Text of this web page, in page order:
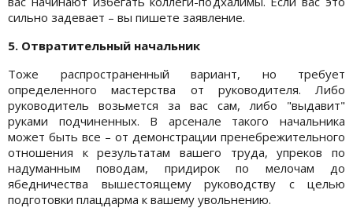
сильно задевает – вы пишете заявление.
5. Отвратительный начальник
Тоже распространенный вариант, но требует
определенного мастерства от руководителя. Либо
руководитель возьмется за вас сам, либо "выдавит"
руками подчиненных. В арсенале такого начальника
может быть все – от демонстрации пренебрежительного
отношения к результатам вашего труда, упреков по
надуманным поводам, придирок по мелочам до
ябедничества вышестоящему руководству с целью
подготовки плацдарма к вашему увольнению.